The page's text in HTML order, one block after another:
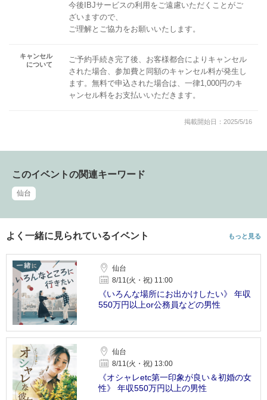
今後IBJサービスの利用をご遠慮いただくことがご
ざいますので、
ご理解とご協力をお願いいたします。
キャンセル
について
ご予約手続き完了後、お客様都合によりキャンセル
された場合、参加費と同額のキャンセル料が発生し
ます。無料で申込された場合は、一律1,000円のキ
ャンセル料をお支払いいただきます。
掲載開始日：2025/5/16
このイベントの関連キーワード
仙台
よく一緒に見られているイベント もっと見る
仙台
8/11(火・祝) 11:00
《いろんな場所にお出かけしたい》 年収
550万円以上or公務員などの男性
仙台
8/11(火・祝) 13:00
《オシャレetc第一印象が良い＆初婚の女
性》 年収550万円以上の男性